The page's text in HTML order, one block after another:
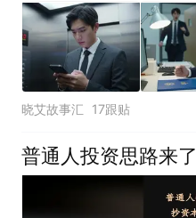
晓艾故事汇 17跟贴
普通人投资思路来了